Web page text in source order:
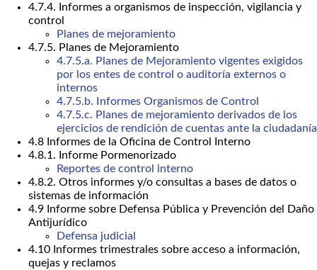
4.7.4. Informes a organismos de inspección, vigilancia y
control
Planes de mejoramiento
4.7.5. Planes de Mejoramiento
4.7.5.a. Planes de Mejoramiento vigentes exigidos
por los entes de control o auditoría externos o
internos
4.7.5.b. Informes Organismos de Control
4.7.5.c. Planes de mejoramiento derivados de los
ejercicios de rendición de cuentas ante la ciudadanía
4.8 Informes de la Oficina de Control Interno
4.8.1. Informe Pormenorizado
Reportes de control interno
4.8.2. Otros informes y/o consultas a bases de datos o
sistemas de información
4.9 Informe sobre Defensa Pública y Prevención del Daño
Antijurídico
Defensa judicial
4.10 Informes trimestrales sobre acceso a información,
quejas y reclamos